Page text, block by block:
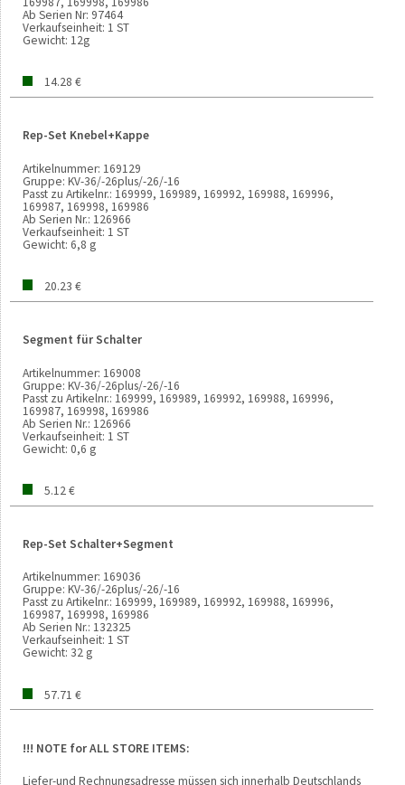
Ab Serien Nr: 97464
Verkaufseinheit: 1 ST
Gewicht: 12g
14.28 €
Rep-Set Knebel+Kappe
Artikelnummer: 169129
Gruppe: KV-36/-26plus/-26/-16
Passt zu Artikelnr.: 169999, 169989, 169992, 169988, 169996,
169987, 169998, 169986
Ab Serien Nr.: 126966
Verkaufseinheit: 1 ST
Gewicht: 6,8 g
20.23 €
Segment für Schalter
Artikelnummer: 169008
Gruppe: KV-36/-26plus/-26/-16
Passt zu Artikelnr.: 169999, 169989, 169992, 169988, 169996,
169987, 169998, 169986
Ab Serien Nr.: 126966
Verkaufseinheit: 1 ST
Gewicht: 0,6 g
5.12 €
Rep-Set Schalter+Segment
Artikelnummer: 169036
Gruppe: KV-36/-26plus/-26/-16
Passt zu Artikelnr.: 169999, 169989, 169992, 169988, 169996,
169987, 169998, 169986
Ab Serien Nr.: 132325
Verkaufseinheit: 1 ST
Gewicht: 32 g
57.71 €
!!! NOTE for ALL STORE ITEMS:
Liefer-und Rechnungsadresse müssen sich innerhalb Deutschlands